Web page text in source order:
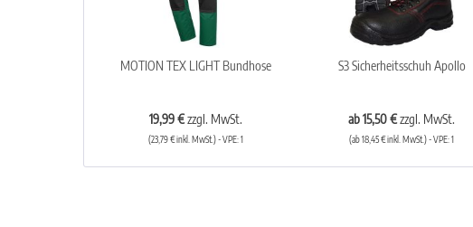
MOTION TEX LIGHT Bundhose
19,99 €zzgl. MwSt.
(23,79 € inkl. MwSt.) - VPE: 1
S3 Sicherheitsschuh Apollo
ab 15,50 €zzgl. MwSt.
(ab 18,45 € inkl. MwSt.) - VPE: 1